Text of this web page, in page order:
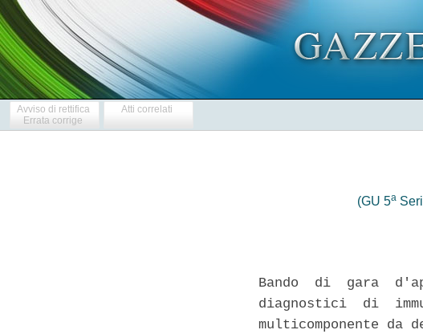
Avviso di rettifica
Errata corrige
Atti correlati
(GU 5a
Bando  di  gara
diagnostici  di
multicomponente da